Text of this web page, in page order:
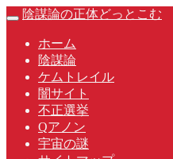
Skip
content
Toggle
陰謀論の正体どっとこむ
ホーム
陰謀論
ケムトレイル
闇サイト
不正選挙
Qアノン
宇宙の謎